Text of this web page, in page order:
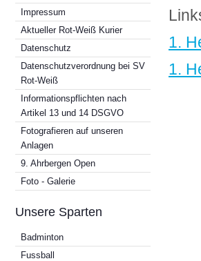
Impressum
Aktueller Rot-Weiß Kurier
Datenschutz
Datenschutzverordnung bei SV
Rot-Weiß
Informationspflichten nach
Artikel 13 und 14 DSGVO
Fotografieren auf unseren
Anlagen
9. Ahrbergen Open
Foto - Galerie
Unsere Sparten
Badminton
Fussball
1.
1.